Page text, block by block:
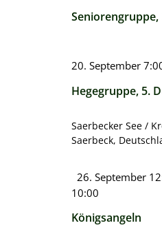
Hegegruppe, 5.
20. September
Saerbecker See /
Saerbeck,
Königsangeln
Hervorgehoben
26. September
10:00